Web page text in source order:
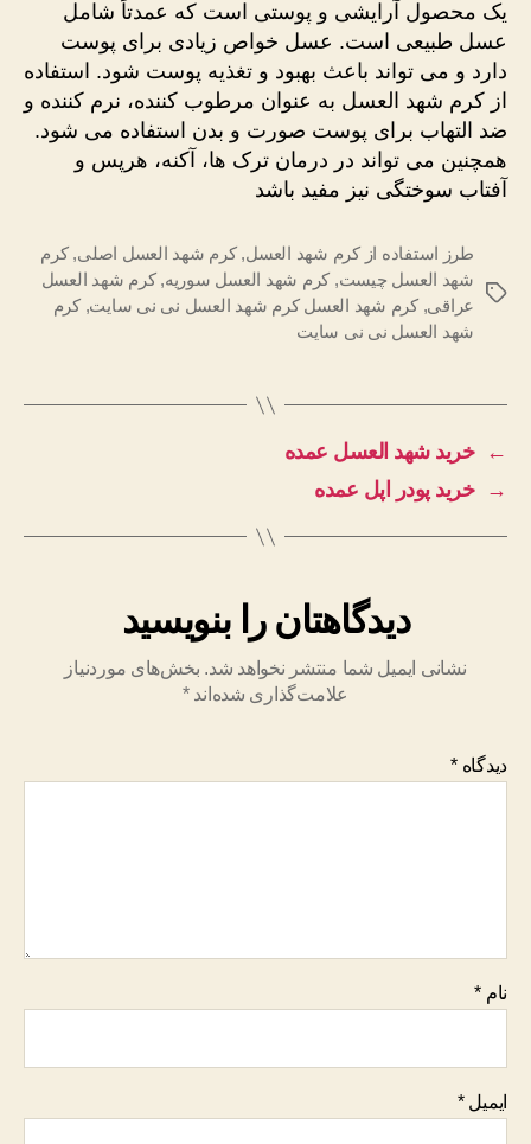
یک محصول آرایشی و پوستی است که عمدتاً شامل
عسل طبیعی است. عسل خواص زیادی برای پوست
دارد و می تواند باعث بهبود و تغذیه پوست شود. استفاده
از کرم شهد العسل به عنوان مرطوب کننده، نرم کننده و
ضد التهاب برای پوست صورت و بدن استفاده می شود.
همچنین می تواند در درمان ترک ها، آکنه، هرپس و
آفتاب سوختگی نیز مفید باشد
برچسب‌ها
طرز استفاده از کرم شهد العسل,کرم شهد العسل اصلی,کرم
شهد العسل چیست, کرم شهد العسل سوریه,کرم شهد العسل
عراقی,کرم شهد العسل کرم شهد العسل نی نی سایت,کرم
شهد العسل نی نی سایت
←
خرید شهد العسل عمده
→
خرید پودر اپل عمده
دیدگاهتان را بنویسید
نشانی ایمیل شما منتشر نخواهد شد. بخش‌های موردنیاز
علامت‌گذاری شده‌اند*
دیدگاه*
نام *
ایمیل*